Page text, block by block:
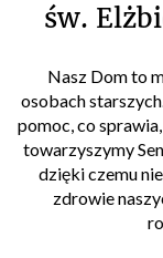
św.
Nasz Dom to
osobach
pomoc, co
towarzyszymy
dzięki czemu
zdrowie